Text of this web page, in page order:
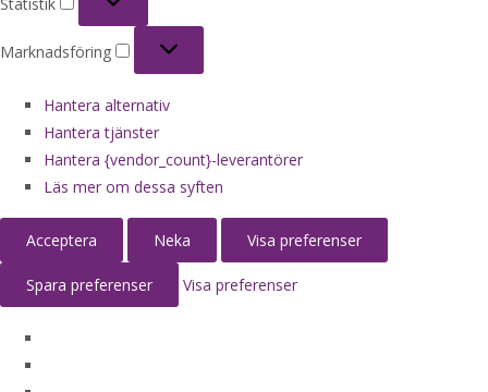
Marknadsföring
Hantera alternativ
Hantera tjänster
Hantera {vendor_count}-leverantörer
Läs mer om dessa syften
Acceptera Neka Visa preferenser
Spara preferenser Visa preferenser